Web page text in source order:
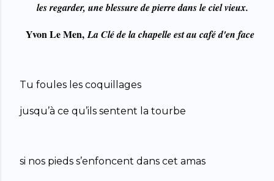
les regarder, une blessure de pierre dans le ciel vieux.
Yvon Le Men,La Clé de la chapelle est au café d'en face
Tu foules les coquillages
jusqu’à ce qu’ils sentent la tourbe
si nos pieds s’enfoncent dans cet amas